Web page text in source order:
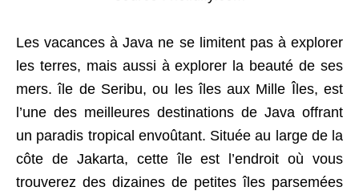
Les vacances à Java ne se limitent pas à explorer
les terres, mais aussi à explorer la beauté de ses
mers. île de Seribu, ou les îles aux Mille Îles, est
l’une des meilleures destinations de Java offrant
un paradis tropical envoûtant. Située au large de la
côte de Jakarta, cette île est l’endroit où vous
trouverez des dizaines de petites îles parsemées